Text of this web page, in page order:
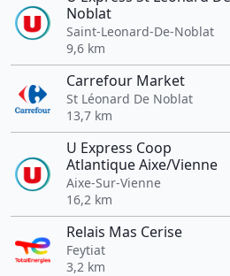
Noblat
Saint-Leonard-De-Noblat
9,6 km
Carrefour Market
St Léonard De Noblat
13,7 km
U Express Coop
Atlantique Aixe/Vienne
Aixe-Sur-Vienne
16,2 km
Relais Mas Cerise
Feytiat
3,2 km